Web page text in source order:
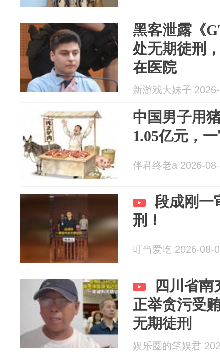
黑客泄露《
处无期徒刑
在医院
新游戏大妹子
中国男子用
1.05亿元，
伴君终老a 2026-
段成刚一
刑！
叮当爱吃 2026-08-
四川省
正举贪污受
无期徒刑
娱乐圈的笔娱君